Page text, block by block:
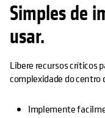
Simples de
usar.
Libere recursos críticos
complexidade do centro
Implemente